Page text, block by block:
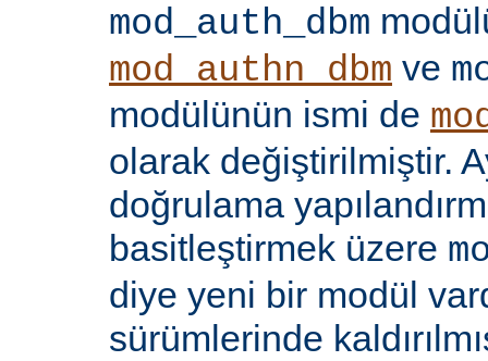
mod_auth_dbm
mod_authn_dbm ve
modülünün ismi de
olarak değiştirilmiştir.
doğrulama
basitleştirmek üzere
diye yeni bir modül
sürümlerinde